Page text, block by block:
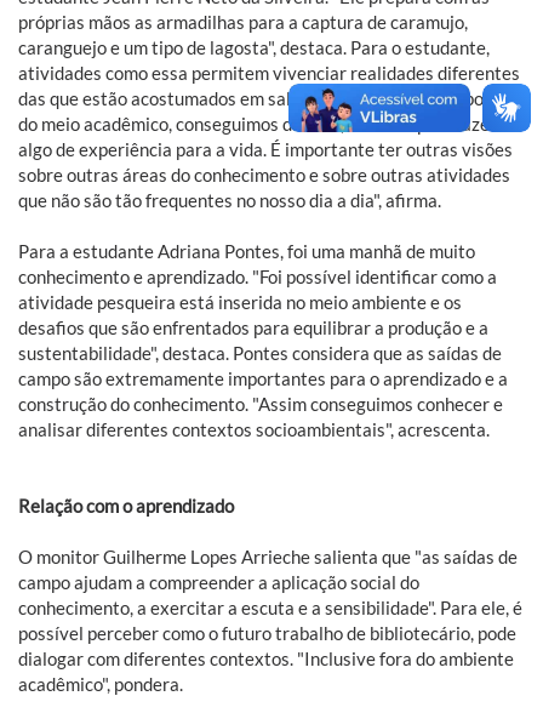
próprias mãos as armadilhas para a captura de caramujo,
caranguejo e um tipo de lagosta", destaca. Para o estudante,
atividades como essa permitem vivenciar realidades diferentes
das que estão acostumados em sala de aula. "Saímos um pouco
do meio acadêmico, conseguimos distrair, mas sempre trazemos
algo de experiência para a vida. É importante ter outras visões
sobre outras áreas do conhecimento e sobre outras atividades
que não são tão frequentes no nosso dia a dia", afirma.
Para a estudante Adriana Pontes, foi uma manhã de muito
conhecimento e aprendizado. "Foi possível identificar como a
atividade pesqueira está inserida no meio ambiente e os
desafios que são enfrentados para equilibrar a produção e a
sustentabilidade", destaca. Pontes considera que as saídas de
campo são extremamente importantes para o aprendizado e a
construção do conhecimento. "Assim conseguimos conhecer e
analisar diferentes contextos socioambientais", acrescenta.
Relação com o aprendizado
O monitor Guilherme Lopes Arrieche salienta que "as saídas de
campo ajudam a compreender a aplicação social do
conhecimento, a exercitar a escuta e a sensibilidade". Para ele, é
possível perceber como o futuro trabalho de bibliotecário, pode
dialogar com diferentes contextos. "Inclusive fora do ambiente
acadêmico", pondera.